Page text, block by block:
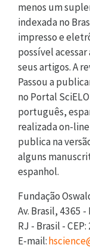
menos um
indexada no
impresso e
possível
seus artigos. A
Passou a
no Portal
português,
realizada on-
publica na
alguns
espanhol.
Fundação
Av. Brasil, 4365
RJ - Brasil -
E-mail: